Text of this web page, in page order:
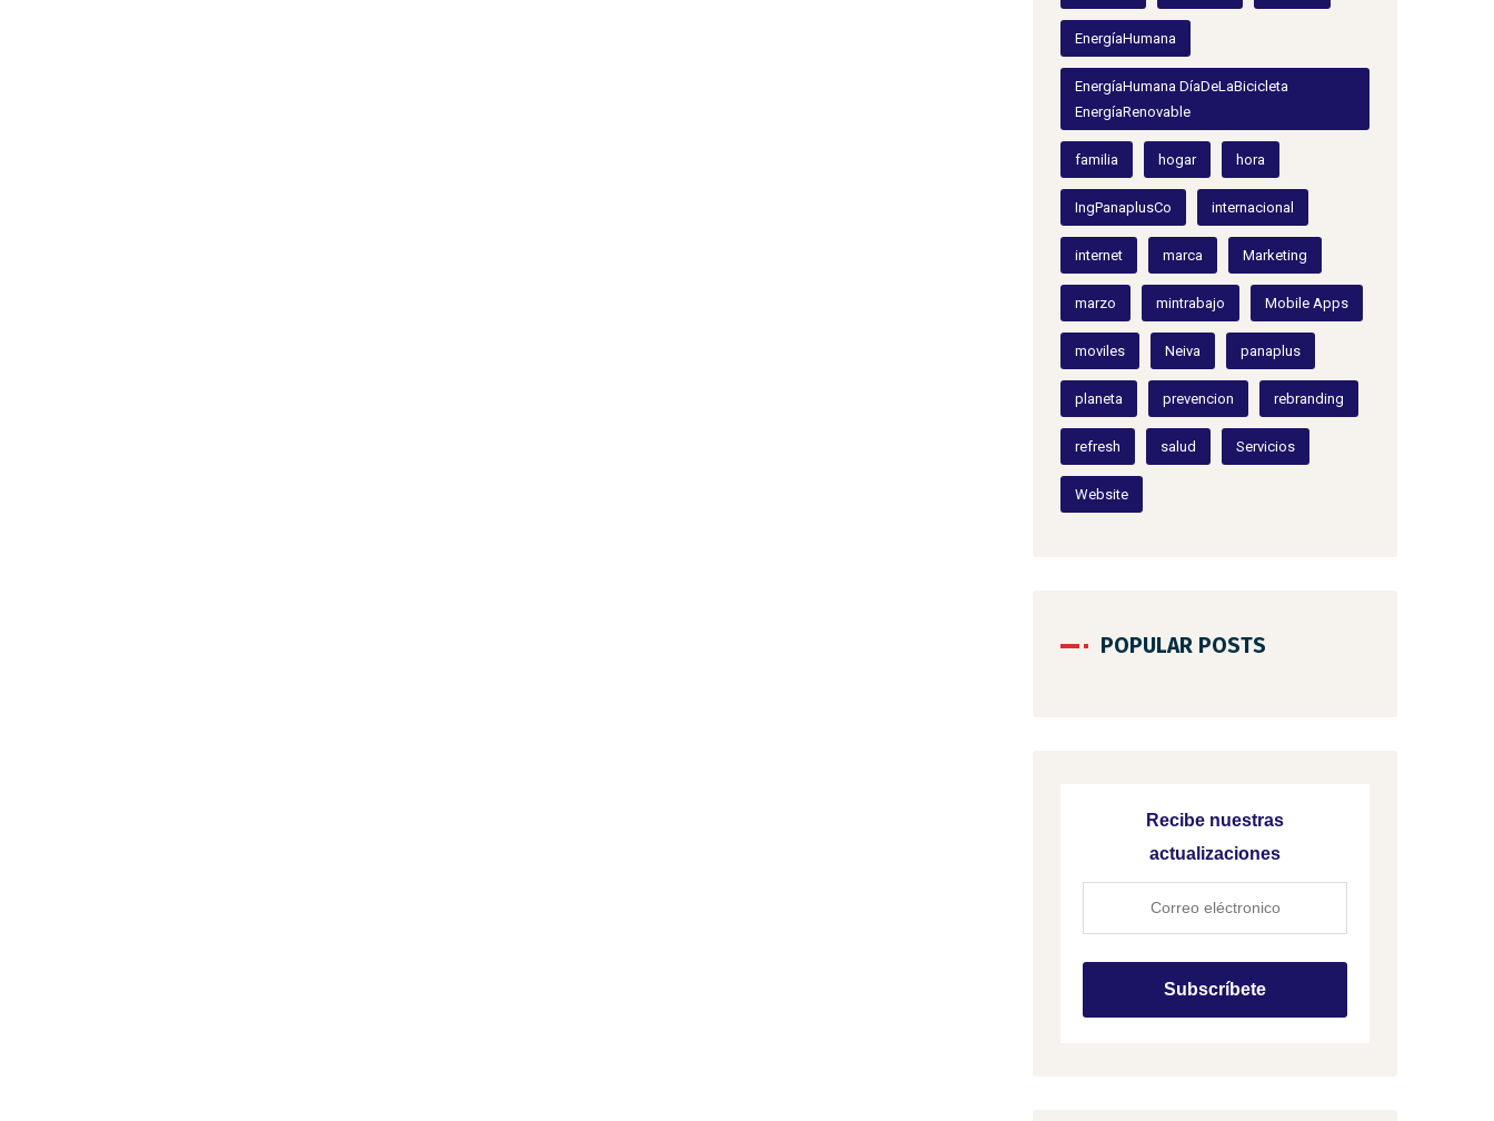
EnergíaHumana
EnergíaHumana DíaDeLaBicicleta
EnergíaRenovable
familia hogar hora
IngPanaplusCo internacional
internet marca Marketing
marzo mintrabajo Mobile Apps
moviles Neiva panaplus
planeta prevencion rebranding
refresh salud Servicios
Website
POPULAR POSTS
Recibe nuestras
actualizaciones